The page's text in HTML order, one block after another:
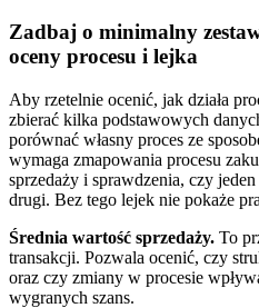
Zadbaj o minimalny
oceny procesu i lejka
Aby rzetelnie ocenić, jak działa
zbierać kilka podstawowych
porównać własny proces ze
wymaga zmapowania procesu
sprzedaży i sprawdzenia, czy
drugi. Bez tego lejek nie pokaże
Średnia wartość sprzedaży. To
transakcji. Pozwala ocenić, czy
oraz czy zmiany w procesie
wygranych szans.